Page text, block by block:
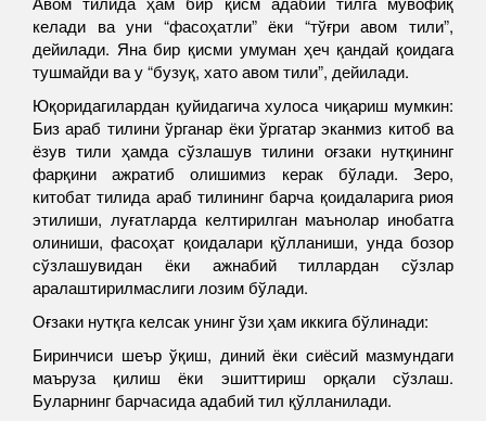
келади ва уни “фасоҳатли” ёки “тўғри авом тили”,
дейилади. Яна бир қисми умуман ҳеч қандай қоидага
тушмайди ва у “бузуқ, хато авом тили”, дейилади.
Юқоридагилардан қуйидагича хулоса чиқариш мумкин:
Биз араб тилини ўрганар ёки ўргатар эканмиз китоб ва
ёзув тили ҳамда сўзлашув тилини оғзаки нутқининг
фарқини ажратиб олишимиз керак бўлади. Зеро,
китобат тилида араб тилининг барча қоидаларига риоя
этилиши, луғатларда келтирилган маънолар инобатга
олиниши, фасоҳат қоидалари қўлланиши, унда бозор
сўзлашувидан ёки ажнабий тиллардан сўзлар
аралаштирилмаслиги лозим бўлади.
Оғзаки нутқга келсак унинг ўзи ҳам иккига бўлинади:
Биринчиси шеър ўқиш, диний ёки сиёсий мазмундаги
маъруза қилиш ёки эшиттириш орқали сўзлаш.
Буларнинг барчасида адабий тил қўлланилади.